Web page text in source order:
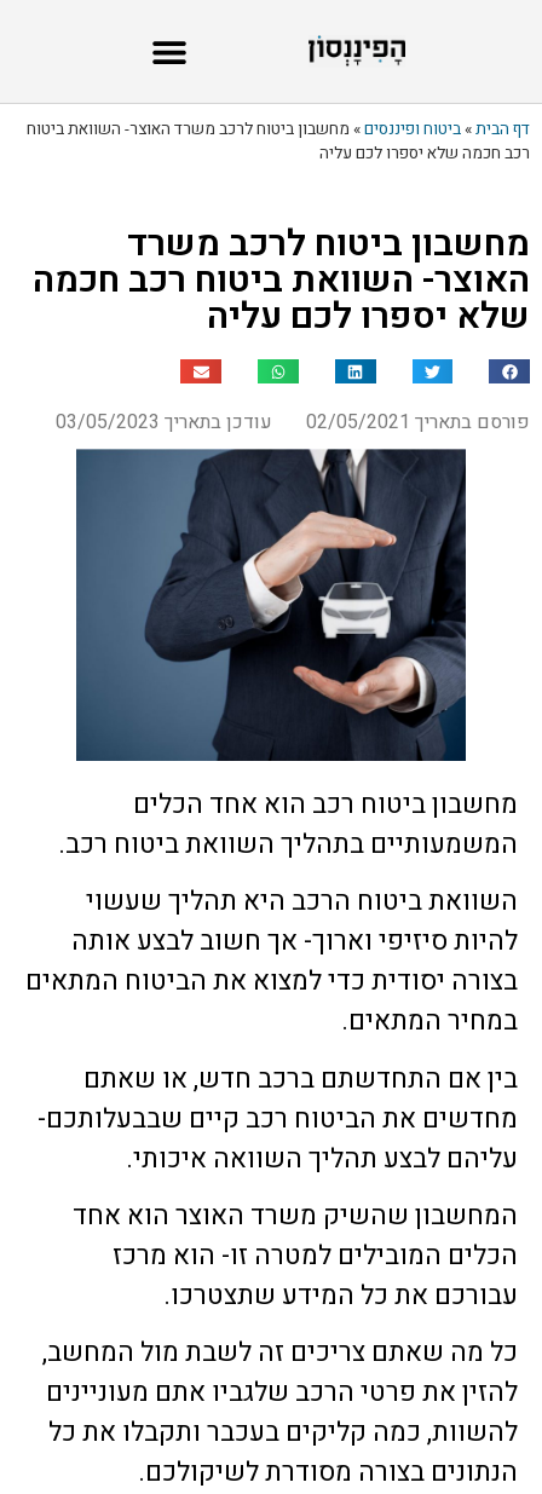
דף הבית»ביטוח ופיננסים» מחשבון ביטוח לרכב משרד האוצר- השוואת ביטוח
רכב חכמה שלא יספרו לכם עליה
מחשבון ביטוח לרכב משרד
האוצר- השוואת ביטוח רכב חכמה
שלא יספרו לכם עליה
פורסם בתאריך 02/05/2021 עודכן בתאריך 03/05/2023
מחשבון ביטוח רכב הוא אחד הכלים
המשמעותיים בתהליך השוואת ביטוח רכב.
השוואת ביטוח הרכב היא תהליך שעשוי
להיות סיזיפי וארוך- אך חשוב לבצע אותה
בצורה יסודית כדי למצוא את הביטוח המתאים
במחיר המתאים.
בין אם התחדשתם ברכב חדש, או שאתם
מחדשים את הביטוח רכב קיים שבבעלותכם-
עליהם לבצע תהליך השוואה איכותי.
המחשבון שהשיק משרד האוצר הוא אחד
הכלים המובילים למטרה זו- הוא מרכז
עבורכם את כל המידע שתצטרכו.
כל מה שאתם צריכים זה לשבת מול המחשב,
להזין את פרטי הרכב שלגביו אתם מעוניינים
להשוות, כמה קליקים בעכבר ותקבלו את כל
הנתונים בצורה מסודרת לשיקולכם.